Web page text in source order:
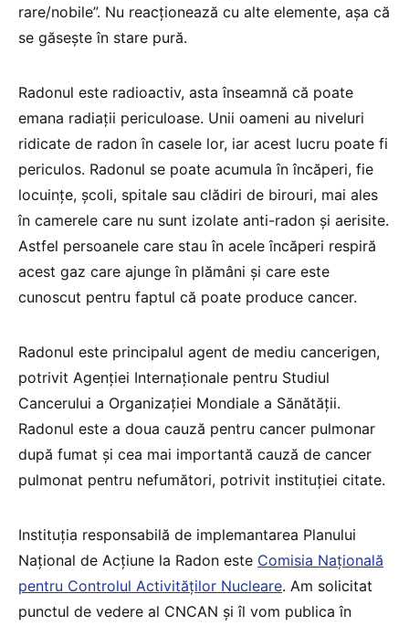
rare/nobile”. Nu reacționează cu alte elemente, așa că
se găsește în stare pură.
Radonul este radioactiv, asta înseamnă că poate
emana radiații periculoase. Unii oameni au niveluri
ridicate de radon în casele lor, iar acest lucru poate fi
periculos. Radonul se poate acumula în încăperi, fie
locuințe, școli, spitale sau clădiri de birouri, mai ales
în camerele care nu sunt izolate anti-radon și aerisite.
Astfel persoanele care stau în acele încăperi respiră
acest gaz care ajunge în plămâni și care este
cunoscut pentru faptul că poate produce cancer.
Radonul este principalul agent de mediu cancerigen,
potrivit Agenției Internaționale pentru Studiul
Cancerului a Organizației Mondiale a Sănătății.
Radonul este a doua cauză pentru cancer pulmonar
după fumat și cea mai importantă cauză de cancer
pulmonat pentru nefumători, potrivit instituției citate.
Instituția responsabilă de implemantarea Planului
Național de Acțiune la Radon este Comisia Națională
pentru Controlul Activităților Nucleare. Am solicitat
punctul de vedere al CNCAN și îl vom publica în